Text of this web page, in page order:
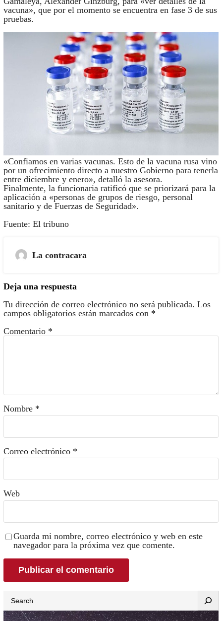
vacuna», que por el momento se encuentra en fase 3 de sus
pruebas.
«Confiamos en varias vacunas. Esto de la vacuna rusa vino
por un ofrecimiento directo a nuestro Gobierno para tenerla
entre diciembre y enero», detalló la asesora.
Finalmente, la funcionaria ratificó que se priorizará para la
aplicación a «personas de grupos de riesgo, personal
sanitario y de Fuerzas de Seguridad».
Fuente: El tribuno
La contracara
Deja una respuesta
Tu dirección de correo electrónico no será publicada. Los
campos obligatorios están marcados con *
Comentario *
Nombre *
Correo electrónico *
Web
Guarda mi nombre, correo electrónico y web en este
navegador para la próxima vez que comente.